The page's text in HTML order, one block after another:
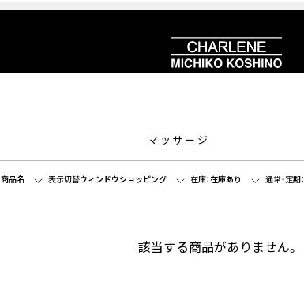
マッサージ
商品名 表示切替ウィンドウショッピング 在庫：在庫あり 通常・定期：
該当する商品がありません。